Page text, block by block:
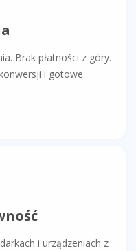
Brak płatności z góry.
i gotowe.
i urządzeniach z